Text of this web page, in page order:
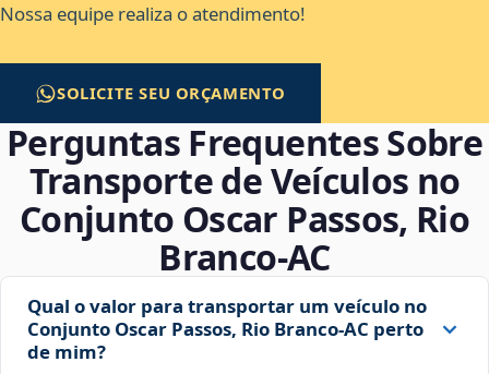
Nossa equipe realiza o atendimento!
SOLICITE SEU ORÇAMENTO
Perguntas Frequentes Sobre
Transporte de Veículos no
Conjunto Oscar Passos, Rio
Branco‑AC
Qual o valor para transportar um veículo no
Conjunto Oscar Passos, Rio Branco‑AC perto
de mim?